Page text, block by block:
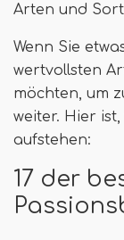
Arten und
Wenn Sie
wertvollsten
möchten, um
weiter. Hier
aufstehen:
17 der